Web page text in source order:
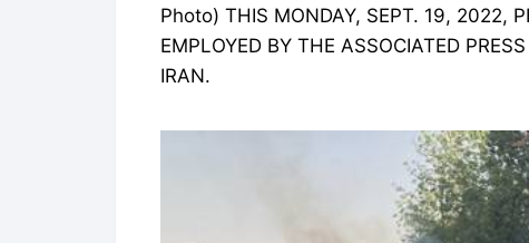
Photo) THIS MONDAY, SEPT. 19, 2022,
EMPLOYED BY THE ASSOCIATED
IRAN.